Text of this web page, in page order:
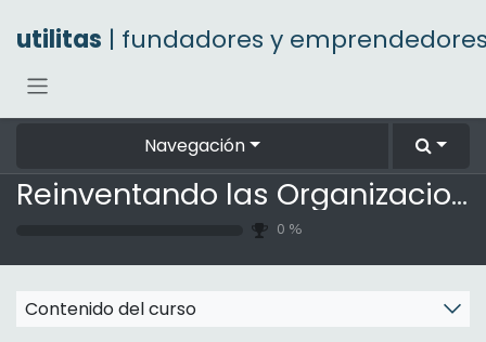
utilitas | fundadores y
Navegación
Reinventando las Organizaciones
0 %
Contenido del curso